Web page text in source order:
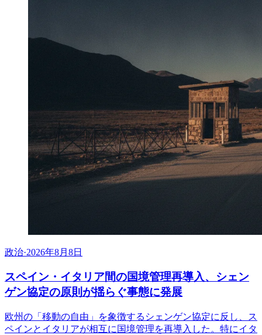
政治·2026年8月8日
スペイン・イタリア間の国境管理再導入、シェン
ゲン協定の原則が揺らぐ事態に発展
欧州の「移動の自由」を象徴するシェンゲン協定に反し、ス
ペインとイタリアが相互に国境管理を再導入した。特にイタ